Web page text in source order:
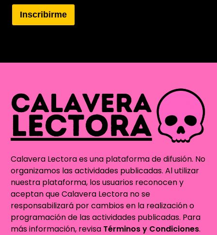
Inscribirme
Calavera Lectora es una plataforma de difusión. No
organizamos las actividades publicadas. Al utilizar
nuestra plataforma, los usuarios reconocen y
aceptan que Calavera Lectora no se
responsabilizará por cambios en la realización o
programación de las actividades publicadas. Para
más información, revisa Términos y Condiciones.